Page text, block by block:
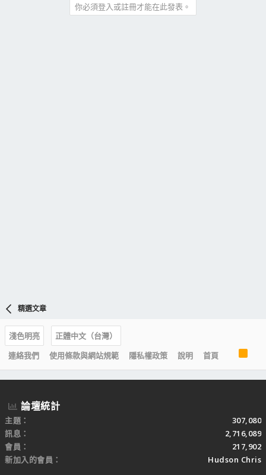
你必須登入或註冊才能在此發表。
精選文章
淺色明亮
正體中文（台灣）
連絡我們
使用條款與網站規範 隱私權政策 說明 首頁
S
論壇統計
主題
307,080
訊息
2,716,089
會員
217,902
新加入的會員
Hudson Chris